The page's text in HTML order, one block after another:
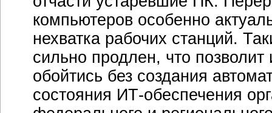
компьютеров особенно
нехватка рабочих станций.
сильно продлен, что
обойтись без создания
состояния ИТ-обеспечения